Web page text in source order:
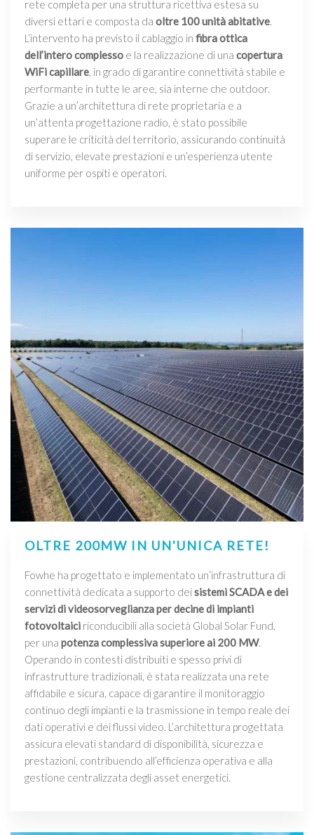
rete completa per una struttura ricettiva estesa su
diversi ettari e composta da oltre 100 unità abitative.
L’intervento ha previsto il cablaggio in fibra ottica
dell’intero complesso e la realizzazione di una copertura
WiFi capillare, in grado di garantire connettività stabile e
performante in tutte le aree, sia interne che outdoor.
Grazie a un’architettura di rete proprietaria e a
un’attenta progettazione radio, è stato possibile
superare le criticità del territorio, assicurando continuità
di servizio, elevate prestazioni e un’esperienza utente
uniforme per ospiti e operatori.
OLTRE 200MW IN UN'UNICA RETE!
Fowhe ha progettato e implementato un’infrastruttura di
connettività dedicata a supporto deisistemi SCADA e dei
servizi di videosorveglianza per decine di impianti
fotovoltaici riconducibili alla società Global Solar Fund,
per una potenza complessiva superiore ai 200 MW.
Operando in contesti distribuiti e spesso privi di
infrastrutture tradizionali, è stata realizzata una rete
affidabile e sicura, capace di garantire il monitoraggio
continuo degli impianti e la trasmissione in tempo reale dei
dati operativi e dei flussi video. L’architettura progettata
assicura elevati standard di disponibilità, sicurezza e
prestazioni, contribuendo all’efficienza operativa e alla
gestione centralizzata degli asset energetici.